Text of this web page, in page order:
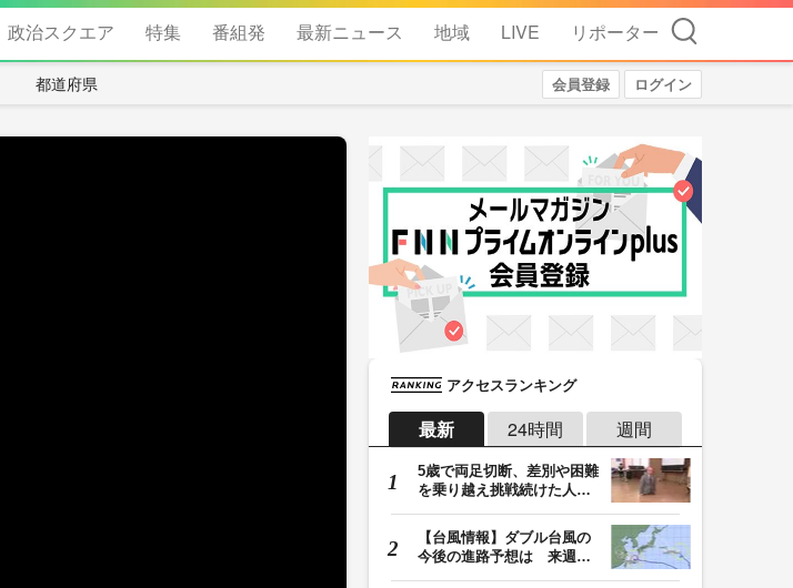
政治スクエア 特集 番組発 最新ニュース 地域 LIVE リポーター 検索
都道府県 会員登録 ログイン
アクセスランキング
最新 24時間 週間
5歳で両足切断、差別や困難
を乗り越え挑戦続けた人
【台風情報】ダブル台風の
今後の進路予想は 来週、